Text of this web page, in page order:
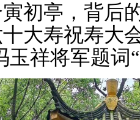
初亭，背后
大寿祝寿大
玉祥将军题词